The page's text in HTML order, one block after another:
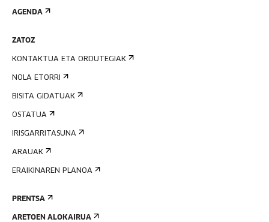
AGENDA
ZATOZ
KONTAKTUA ETA ORDUTEGIAK
NOLA ETORRI
BISITA GIDATUAK
OSTATUA
IRISGARRITASUNA
ARAUAK
ERAIKINAREN PLANOA
PRENTSA
ARETOEN ALOKAIRUA